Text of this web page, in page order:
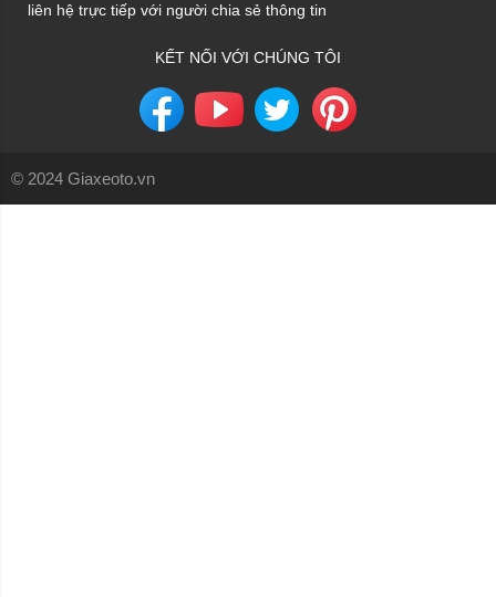
liên hệ trực tiếp với người chia sẻ thông tin
KẾT NỐI VỚI CHÚNG TÔI
© 2024 Giaxeoto.vn